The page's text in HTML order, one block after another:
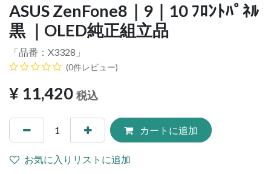
ASUS ZenFone8｜9｜10 ﾌﾛﾝﾄﾊﾟﾈﾙ
黒 ｜OLED純正組立品
「品番： X3328 」
(0件レビュー)
¥ 11,420 税込
カートに追加
お気に入りリストに追加